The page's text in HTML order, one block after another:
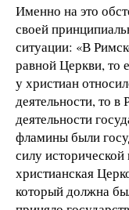
Именно на это
своей
ситуации: «В
равной Церкви, то
у христиан
деятельности, то
деятельности
фламины были
силу
христианская
который должна